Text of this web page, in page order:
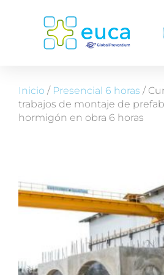
Inicio / Presencial 6 horas /
trabajos de montaje de
hormigón en obra 6 horas